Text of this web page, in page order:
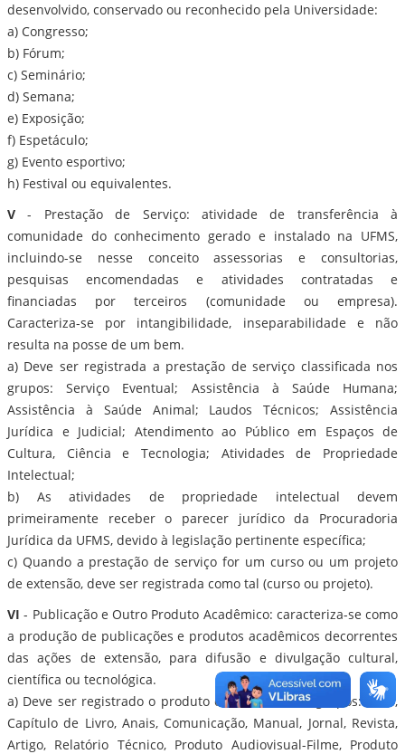
desenvolvido, conservado ou reconhecido pela Universidade:
a) Congresso;
b) Fórum;
c) Seminário;
d) Semana;
e) Exposição;
f) Espetáculo;
g) Evento esportivo;
h) Festival ou equivalentes.
V - Prestação de Serviço: atividade de transferência à
comunidade do conhecimento gerado e instalado na UFMS,
incluindo-se nesse conceito assessorias e consultorias,
pesquisas encomendadas e atividades contratadas e
financiadas por terceiros (comunidade ou empresa).
Caracteriza-se por intangibilidade, inseparabilidade e não
resulta na posse de um bem.
a) Deve ser registrada a prestação de serviço classificada nos
grupos: Serviço Eventual; Assistência à Saúde Humana;
Assistência à Saúde Animal; Laudos Técnicos; Assistência
Jurídica e Judicial; Atendimento ao Público em Espaços de
Cultura, Ciência e Tecnologia; Atividades de Propriedade
Intelectual;
b) As atividades de propriedade intelectual devem
primeiramente receber o parecer jurídico da Procuradoria
Jurídica da UFMS, devido à legislação pertinente específica;
c) Quando a prestação de serviço for um curso ou um projeto
de extensão, deve ser registrada como tal (curso ou projeto).
VI - Publicação e Outro Produto Acadêmico: caracteriza-se como
a produção de publicações e produtos acadêmicos decorrentes
das ações de extensão, para difusão e divulgação cultural,
científica ou tecnológica.
a) Deve ser registrado o produto classificado nos grupos: Livro,
Capítulo de Livro, Anais, Comunicação, Manual, Jornal, Revista,
Artigo, Relatório Técnico, Produto Audiovisual-Filme, Produto